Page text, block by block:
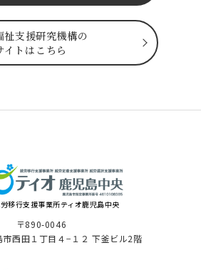
祉⽀援研究機構の
イトはこちら
移⾏⽀援事業所ティオ⿅児島中央
〒890-0046
市⻄⽥１丁⽬４−１２ 下釜ビル2階